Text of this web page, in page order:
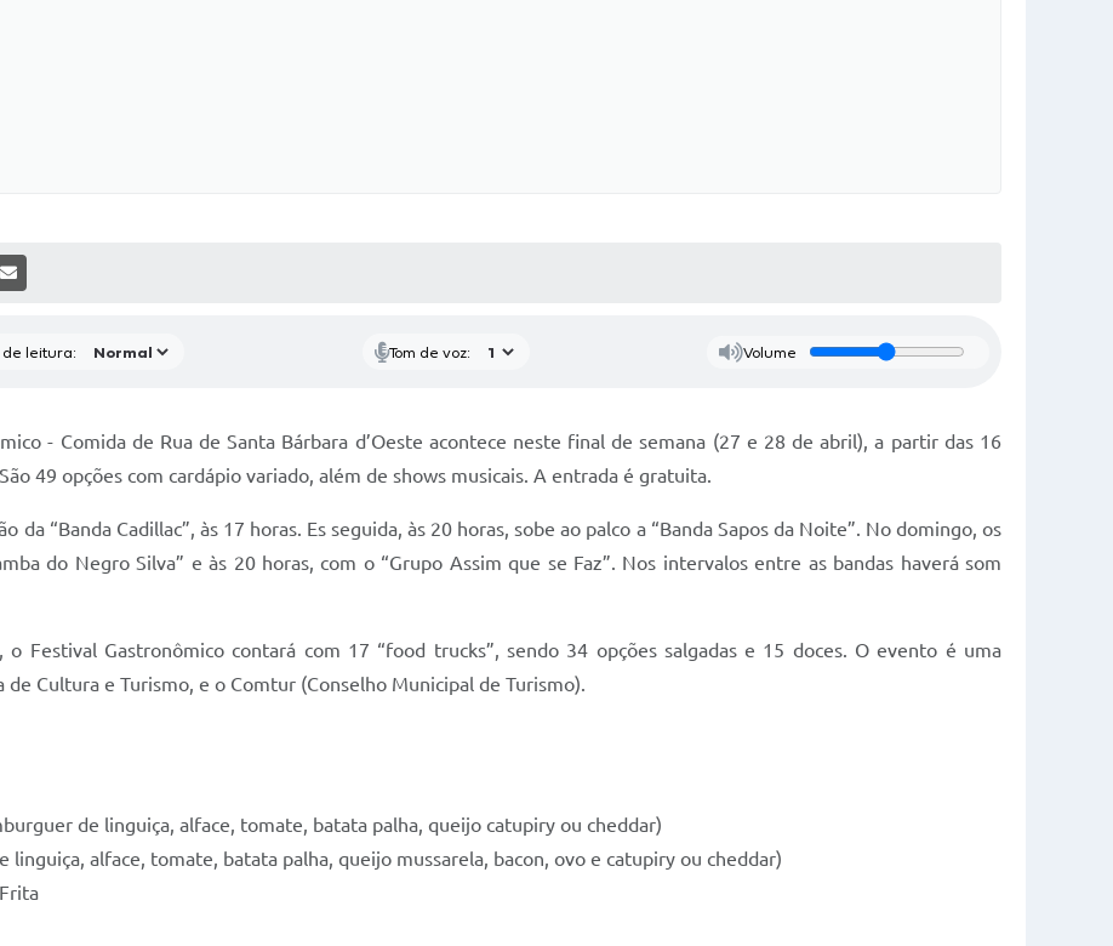
MÍDIAS
leitura: Tom de voz: Volume
- Comida de Rua de Santa Bárbara d’Oeste acontece neste final de semana (27 e 28 de abril), a partir das 16
49 opções com cardápio variado, além de shows musicais. A entrada é gratuita.
da “Banda Cadillac”, às 17 horas. Es seguida, às 20 horas, sobe ao palco a “Banda Sapos da Noite”. No domingo, os
do Negro Silva” e às 20 horas, com o “Grupo Assim que se Faz”. Nos intervalos entre as bandas haverá som
o Festival Gastronômico contará com 17 “food trucks”, sendo 34 opções salgadas e 15 doces. O evento é uma
Cultura e Turismo, e o Comtur (Conselho Municipal de Turismo).
de linguiça, alface, tomate, batata palha, queijo catupiry ou cheddar)
linguiça, alface, tomate, batata palha, queijo mussarela, bacon, ovo e catupiry ou cheddar)